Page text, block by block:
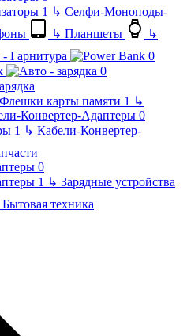
↳ Селфи-Моноподы-
↳ Планшеты
↳
Гарнитура
↳
↳ Кабели-Конвертер-
↳ Зарядные устройства
Бытовая техника